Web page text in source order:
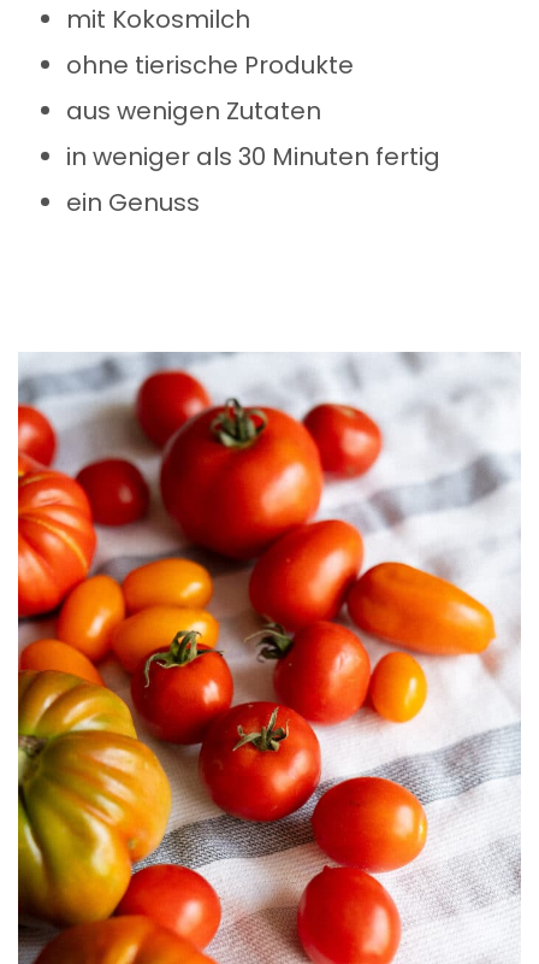
mit Kokosmilch
ohne tierische Produkte
aus wenigen Zutaten
in weniger als 30 Minuten fertig
ein Genuss